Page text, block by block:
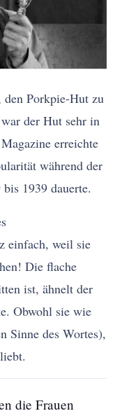
den Porkpie-Hut zu
der Hut sehr in
erreichte
während der
1939 dauerte.
einfach, weil sie
Die flache
ist, ähnelt der
Obwohl sie wie
Sinne des Wortes),
die Frauen